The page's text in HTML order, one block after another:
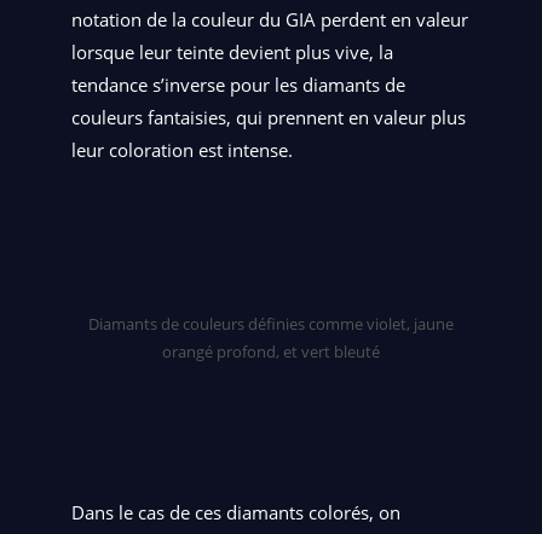
notation de la couleur du GIA perdent en valeur
lorsque leur teinte devient plus vive, la
tendance s’inverse pour les diamants de
couleurs fantaisies, qui prennent en valeur plus
leur coloration est intense.
Diamants de couleurs définies comme violet, jaune
orangé profond, et vert bleuté
Dans le cas de ces diamants colorés, on